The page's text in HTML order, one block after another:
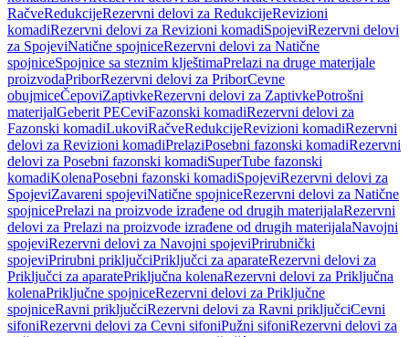
RačveRedukcijeRezervni delovi za RedukcijeRevizioni
komadiRezervni delovi za Revizioni komadiSpojeviRezervni delovi
za SpojeviNatične spojniceRezervni delovi za Natične
spojniceSpojnice sa steznim klještimaPrelazi na druge materijale
proizvodaPriborRezervni delovi za PriborCevne
obujmiceČepoviZaptivkeRezervni delovi za ZaptivkePotrošni
materijalGeberit PECeviFazonski komadiRezervni delovi za
Fazonski komadiLukoviRačveRedukcijeRevizioni komadiRezervni
delovi za Revizioni komadiPrelaziPosebni fazonski komadiRezervni
delovi za Posebni fazonski komadiSuperTube fazonski
komadiKolenaPosebni fazonski komadiSpojeviRezervni delovi za
SpojeviZavareni spojeviNatične spojniceRezervni delovi za Natične
spojnicePrelazi na proizvode izrađene od drugih materijalaRezervni
delovi za Prelazi na proizvode izrađene od drugih materijalaNavojni
spojeviRezervni delovi za Navojni spojeviPrirubnički
spojeviPrirubni priključciPriključci za aparateRezervni delovi za
Priključci za aparatePriključna kolenaRezervni delovi za Priključna
kolenaPriključne spojniceRezervni delovi za Priključne
spojniceRavni priključciRezervni delovi za Ravni priključciCevni
sifoniRezervni delovi za Cevni sifoniPužni sifoniRezervni delovi za